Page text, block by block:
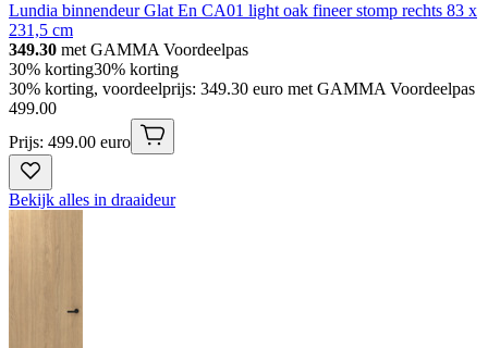
Lundia binnendeur Glat En CA01 light oak fineer stomp rechts 83 x
231,5 cm
349.30 met GAMMA Voordeelpas
30% korting30% korting
30% korting, voordeelprijs: 349.30 euro met GAMMA Voordeelpas
499.00
Prijs: 499.00 euro
Bekijk alles in draaideur